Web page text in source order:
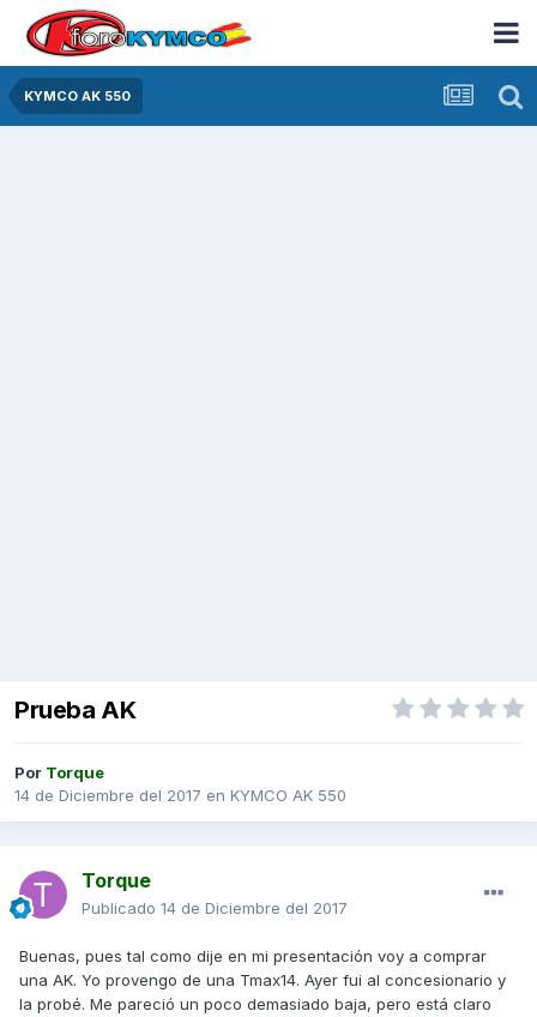
KYMCO AK 550
Prueba AK
Por Torque
14 de Diciembre del 2017 en KYMCO AK 550
Torque
Publicado 14 de Diciembre del 2017
Buenas, pues tal como dije en mi presentación voy a comprar
una AK. Yo provengo de una Tmax14. Ayer fui al concesionario y
la probé. Me pareció un poco demasiado baja, pero está claro